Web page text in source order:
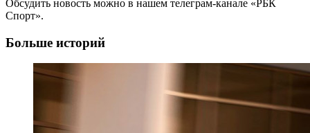
Обсудить новость можно в нашем телеграм-канале «РБК
Спорт».
Больше историй